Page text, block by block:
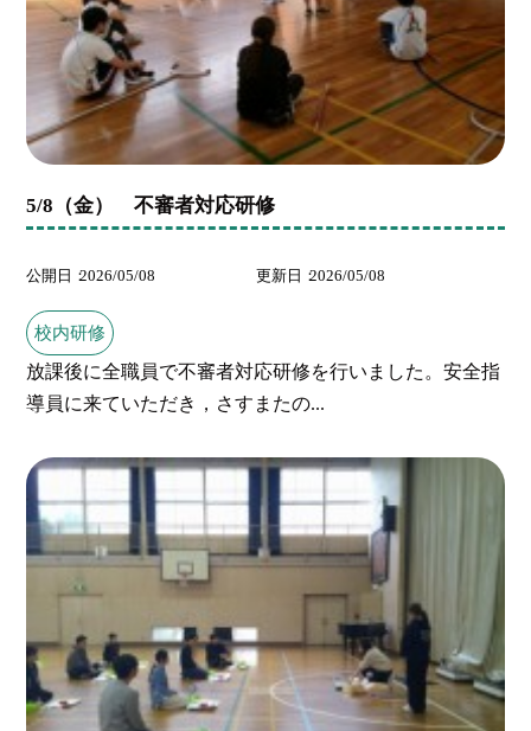
5/8（金） 不審者対応研修
公開日 2026/05/08 更新日 2026/05/08
校内研修
放課後に全職員で不審者対応研修を行いました。安全指
導員に来ていただき，さすまたの...